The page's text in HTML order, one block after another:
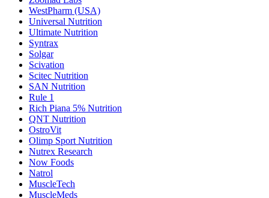
WestPharm (USA)
Universal Nutrition
Ultimate Nutrition
Syntrax
Solgar
Scivation
Scitec Nutrition
SAN Nutrition
Rule 1
Rich Piana 5% Nutrition
QNT Nutrition
OstroVit
Olimp Sport Nutrition
Nutrex Research
Now Foods
Natrol
MuscleTech
MuscleMeds